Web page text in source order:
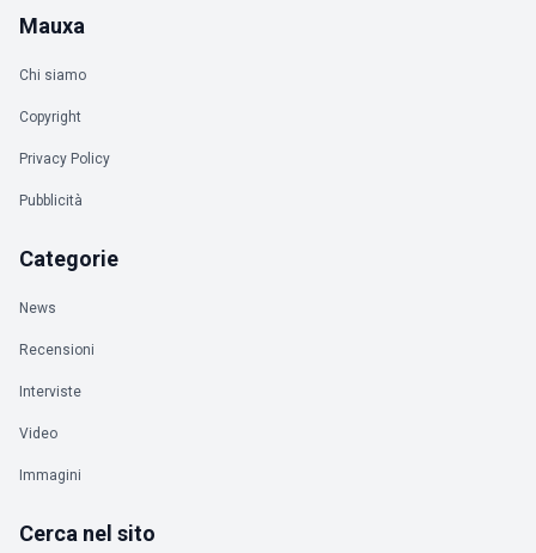
Mauxa
Chi siamo
Copyright
Privacy Policy
Pubblicità
Categorie
News
Recensioni
Interviste
Video
Immagini
Cerca nel sito